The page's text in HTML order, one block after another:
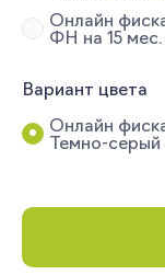
Онлайн
ФН на 15 мес.
Вариант цвета
Онлайн
Темно-серый